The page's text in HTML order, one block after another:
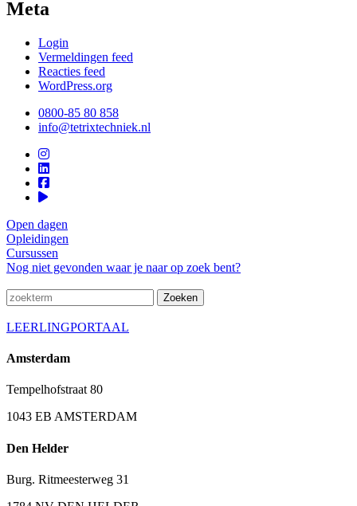
Meta
Login
Vermeldingen feed
Reacties feed
WordPress.org
0800-85 80 858
info@tetrixtechniek.nl
Open dagen
Opleidingen
Cursussen
Nog niet gevonden waar je naar op zoek bent?
LEERLINGPORTAAL
Amsterdam
Tempelhofstraat 80
1043 EB AMSTERDAM
Den Helder
Burg. Ritmeesterweg 31